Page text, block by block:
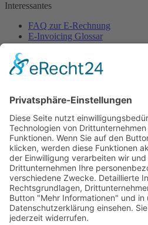
Interessantes
FAQ zur E-Rechnung
E-Invoicing Glossar
Pressebereich
Ansprechpartner
Sekretariat
Verband elektronische Rechnung (VeR)
Schackstraße 2
80539 München
+49 (0)89 954 57 54 68 (Mo-Do)
sekretariat@verband-e-rechnung.org
Jetzt
Mitglied
werden